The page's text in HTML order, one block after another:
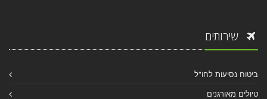
שירותים
ביטוח נסיעות לחו"ל
טיולים מאורגנים